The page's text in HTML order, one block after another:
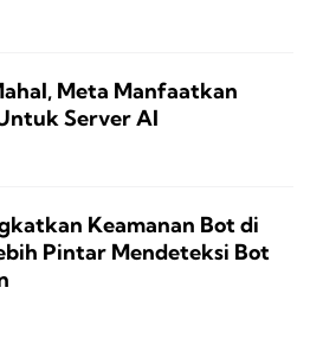
Meta Manfaatkan
Server AI
Keamanan Bot di
Pintar Mendeteksi Bot